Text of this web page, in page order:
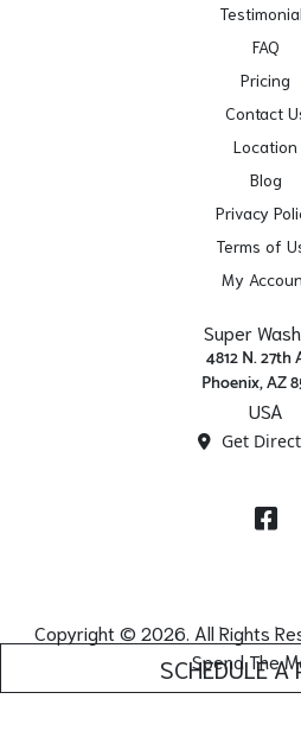
SCHEDULE A
FAQ
Pricing
Contact
Location
Blog
Privacy
Terms of
My
Super
4812 N. 27th
Phoenix, AZ
USA
Get
Copyright © 2026. All Rights
Spend The